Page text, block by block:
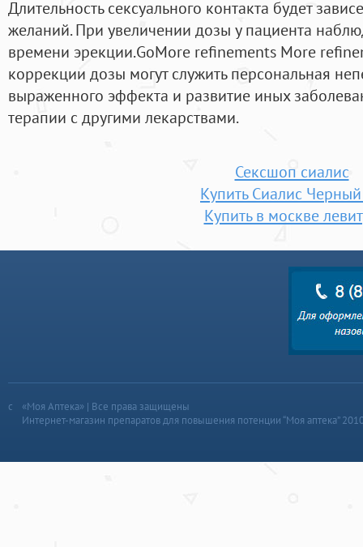
Длительность сексуального контакта будет
желаний. При увеличении дозы у пациента
времени эрекции.GoMore refinements More
коррекции дозы могут служить персональная
выраженного эффекта и развитие иных
терапии с другими лекарствами.
Сексшоп сиалис
Купить Сиалис
Купить в москве
«Моя Аптека» | Все права защищены
Интернет-магазин препаратов для повышения потенции “Моя аптека”